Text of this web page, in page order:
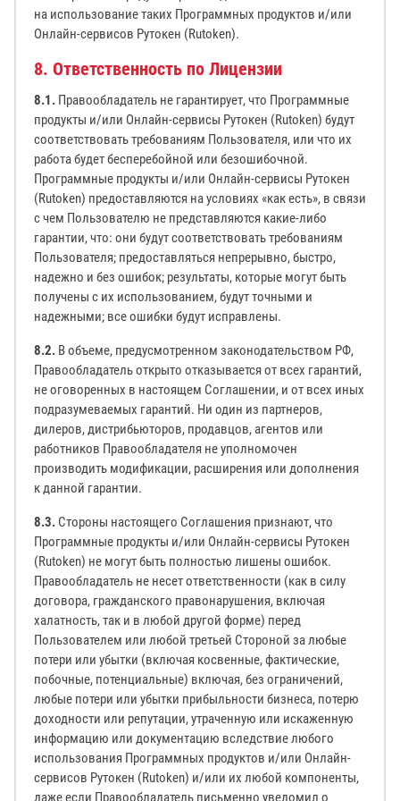
на использование таких Программных продуктов и/или
Онлайн-сервисов Рутокен (Rutoken).
8. Ответственность по Лицензии
8.1. Правообладатель не гарантирует, что Программные
продукты и/или Онлайн-сервисы Рутокен (Rutoken) будут
соответствовать требованиям Пользователя, или что их
работа будет бесперебойной или безошибочной.
Программные продукты и/или Онлайн-сервисы Рутокен
(Rutoken) предоставляются на условиях «как есть», в связи
с чем Пользователю не представляются какие-либо
гарантии, что: они будут соответствовать требованиям
Пользователя; предоставляться непрерывно, быстро,
надежно и без ошибок; результаты, которые могут быть
получены с их использованием, будут точными и
надежными; все ошибки будут исправлены.
8.2. В объеме, предусмотренном законодательством РФ,
Правообладатель открыто отказывается от всех гарантий,
не оговоренных в настоящем Соглашении, и от всех иных
подразумеваемых гарантий. Ни один из партнеров,
дилеров, дистрибьюторов, продавцов, агентов или
работников Правообладателя не уполномочен
производить модификации, расширения или дополнения
к данной гарантии.
8.3. Стороны настоящего Соглашения признают, что
Программные продукты и/или Онлайн-сервисы Рутокен
(Rutoken) не могут быть полностью лишены ошибок.
Правообладатель не несет ответственности (как в силу
договора, гражданского правонарушения, включая
халатность, так и в любой другой форме) перед
Пользователем или любой третьей Стороной за любые
потери или убытки (включая косвенные, фактические,
побочные, потенциальные) включая, без ограничений,
любые потери или убытки прибыльности бизнеса, потерю
доходности или репутации, утраченную или искаженную
информацию или документацию вследствие любого
использования Программных продуктов и/или Онлайн-
сервисов Рутокен (Rutoken) и/или их любой компоненты,
даже если Правообладатель письменно уведомил о